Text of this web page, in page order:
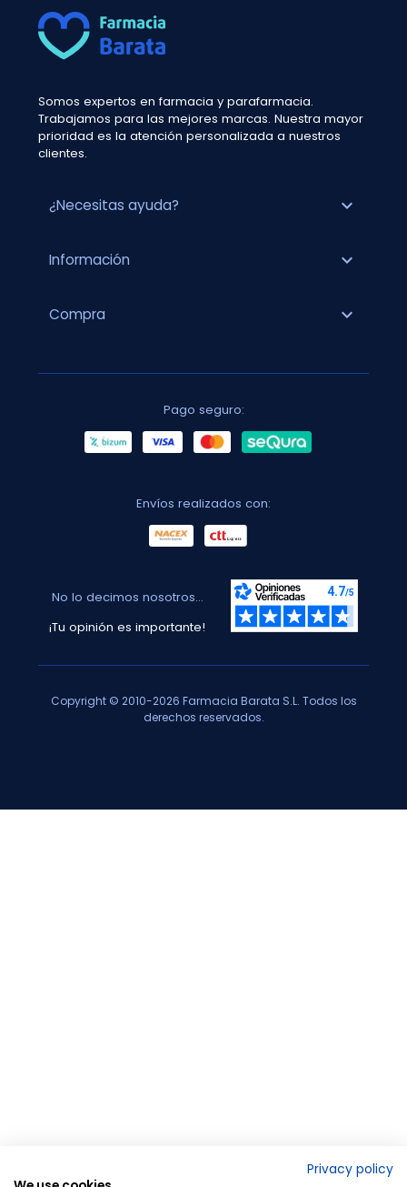
Somos expertos en farmacia y parafarmacia.
Trabajamos para las mejores marcas. Nuestra mayor
prioridad es la atención personalizada a nuestros
clientes.
¿Necesitas ayuda? expand_more
Información expand_more
Compra expand_more
Pago seguro:
Envíos realizados con:
No lo decimos nosotros...
¡Tu opinión es importante!
Copyright © 2010-2026 Farmacia Barata S.L. Todos los
derechos reservados.
Privacy policy